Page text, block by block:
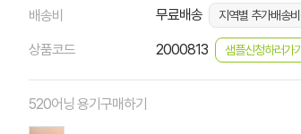
배송비
무료배송 지역별 추가배송비
상품코드 2000813 샘플신청하러가기
520어닝 용기구매하기